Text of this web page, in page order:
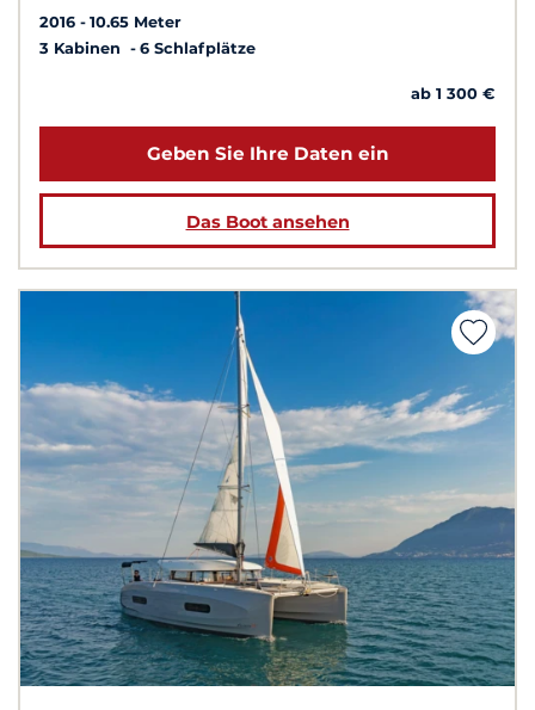
2016
10.65 Meter
3 Kabinen
6 Schlafplätze
ab 1 300 €
Geben Sie Ihre Daten ein
Das Boot ansehen